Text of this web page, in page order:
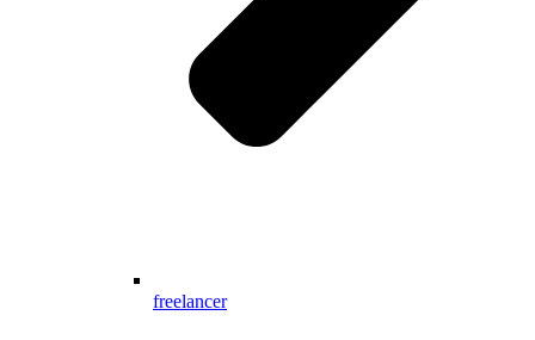
freelancer